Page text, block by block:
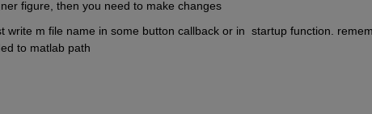
figure, then you need to make changes
write m file name in some button callback or in  startup function.
to matlab path